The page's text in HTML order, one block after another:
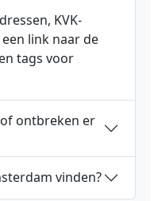
KVK-
link naar de
tags voor
ontbreken er
vinden?